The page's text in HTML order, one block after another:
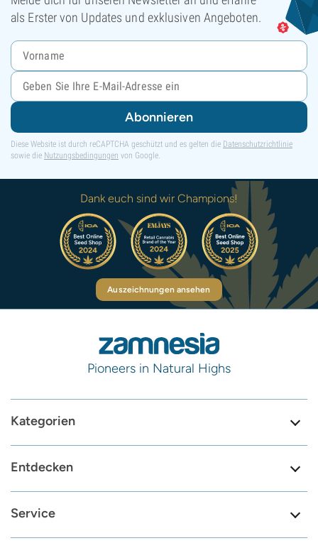
als Erster von Updates und exklusiven Angeboten.
Abonnieren
Diese Website ist durch reCAPTCHA geschützt und es gelten die Datenschutzrichtlinie
sowie die Nutzungsbedingungen von Google.
Dank euch sind wir Champions!
Auszeichnungen ansehen
Pioneers in Natural Highs
Kategorien
Entdecken
Service